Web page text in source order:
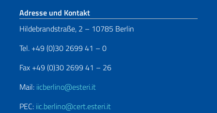
Fußbereich
Adresse und Kontakt
Hildebrandstraße, 2 – 10785 Berlin
Tel. +49 (0)30 2699 41 – 0
Fax +49 (0)30 2699 41 – 26
Mail: iicberlino@esteri.it
PEC: iic.berlino@cert.esteri.it